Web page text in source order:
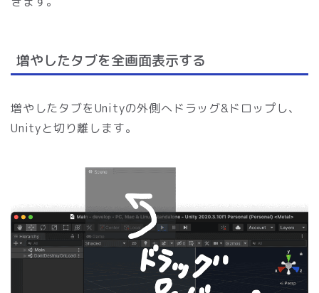
増やしたタブを全画面表示する
増やしたタブをUnityの外側へドラッグ&ドロップし、
Unityと切り離します。